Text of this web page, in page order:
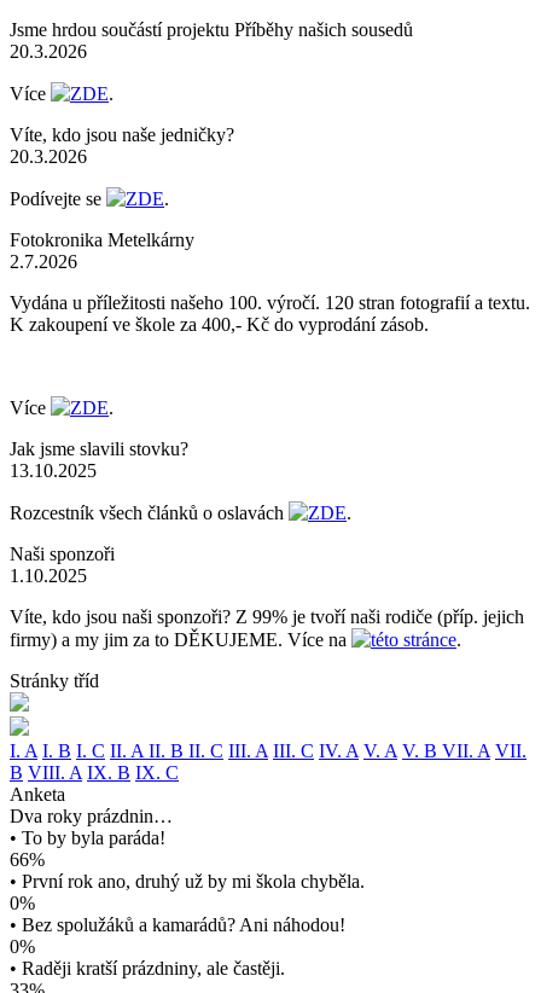
Jsme hrdou součástí projektu Příběhy našich sousedů
20.3.2026
Více ZDE.
Víte, kdo jsou naše jedničky?
20.3.2026
Podívejte se ZDE.
Fotokronika Metelkárny
2.7.2026
Vydána u příležitosti našeho 100. výročí. 120 stran fotografií a textu.
K zakoupení ve škole za 400,- Kč do vyprodání zásob.
Více ZDE.
Jak jsme slavili stovku?
13.10.2025
Rozcestník všech článků o oslavách ZDE.
Naši sponzoři
1.10.2025
Víte, kdo jsou naši sponzoři? Z 99% je tvoří naši rodiče (příp. jejich
firmy) a my jim za to DĚKUJEME. Více na
této stránce.
Stránky tříd
I. A I. B I. C II. A II. B II. C III. A III. C IV. A V. A V. B VII. A VII.
B VIII. A IX. B IX. C
Anketa
Dva roky prázdnin…
• To by byla paráda!
66%
• První rok ano, druhý už by mi škola chyběla.
0%
• Bez spolužáků a kamarádů? Ani náhodou!
0%
• Raději kratší prázdniny, ale častěji.